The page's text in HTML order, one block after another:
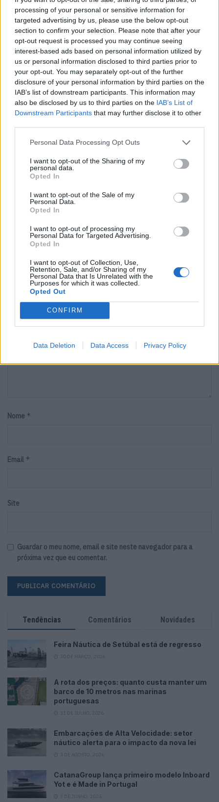
processing of your personal or sensitive information for
targeted advertising by us, please use the below opt-out
section to confirm your selection. Please note that after your
opt-out request is processed you may continue seeing
interest-based ads based on personal information utilized by
us or personal information disclosed to third parties prior to
your opt-out. You may separately opt-out of the further
disclosure of your personal information by third parties on the
IAB’s list of downstream participants. This information may
also be disclosed by us to third parties on the IAB’s List of
Downstream Participants that may further disclose it to other
Personal Data Processing Opt Outs
I want to opt-out of the Sharing of my
personal data.
Opted In
I want to opt-out of the Sale of my
Personal Data.
Opted In
I want to opt-out of processing my
Personal Data for Targeted Advertising.
Opted In
I want to opt-out of Collection, Use,
Retention, Sale, and/or Sharing of my
Personal Data that Is Unrelated with the
Purposes for which it was collected.
Opted Out
CONFIRM
Data Deletion Data Access Privacy Policy
Seeking Adventure, um filme para lançar o
novo D36 Cabin
PORVICTORIA CALDERON 7 DE AGOSTO, 2026
Náutica de recreio cresce em Portugal, mas relatório
deixa aviso sério
REDAÇÃO 6 DE AGOSTO, 2026
Deixe um comentário
O seu endereço de email não será publicado.
marcados com*
Comentário*
Nome *
Email *
Site
Guardar o meu nome, email e site neste navegador para a
próxima vez que eu comentar.
Tendências Comentários Novidades
Feira Náutica de Setúbal está de regresso
A rota dos preços: quanto custa manter um
barco de 10 metros nas marinas
portuguesas
Embarcações de Alta Velocidade: setor
náutico alerta para o impacto da nova lei
CatanaGroup lança primeiro modelo Inboard
Yot e é Made in Portugal